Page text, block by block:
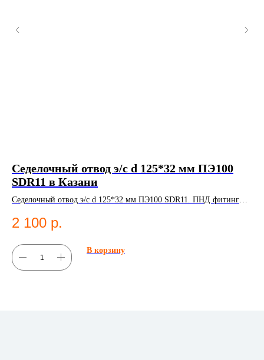
Седелочный отвод э/с d 125*32 мм ПЭ100
SDR11 в Казани
Седелочный отвод э/с d 125*32 мм ПЭ100 SDR11. ПНД фитинг
2 100 р.
В корзину